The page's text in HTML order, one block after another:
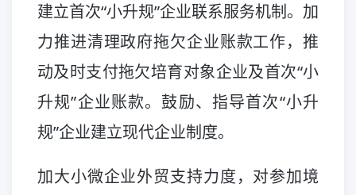
建立首次“小升规”企业联系服务机制。加
力推进清理政府拖欠企业账款工作，推
动及时支付拖欠培育对象企业及首次“小
升规”企业账款。鼓励、指导首次“小升
规”企业建立现代企业制度。
加大小微企业外贸支持力度，对参加境